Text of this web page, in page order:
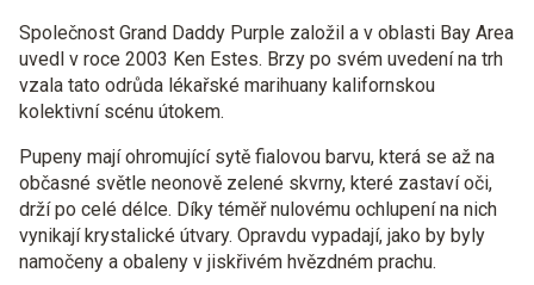
Společnost Grand Daddy Purple založil a v oblasti Bay Area
uvedl v roce 2003 Ken Estes. Brzy po svém uvedení na trh
vzala tato odrůda lékařské marihuany kalifornskou
kolektivní scénu útokem.
Pupeny mají ohromující sytě fialovou barvu, která se až na
občasné světle neonově zelené skvrny, které zastaví oči,
drží po celé délce. Díky téměř nulovému ochlupení na nich
vynikají krystalické útvary. Opravdu vypadají, jako by byly
namočeny a obaleny v jiskřivém hvězdném prachu.